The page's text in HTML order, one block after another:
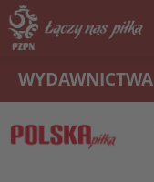
WYDAWNICTWA